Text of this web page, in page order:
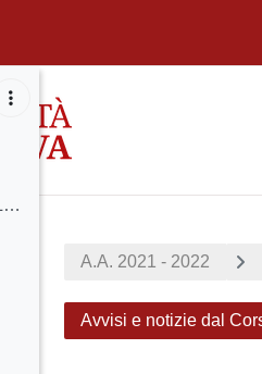
Avvisi e notizie dal Corso di Laurea Insegnamen...
A.A. 2021 - 2022
Avvisi e notizie dal